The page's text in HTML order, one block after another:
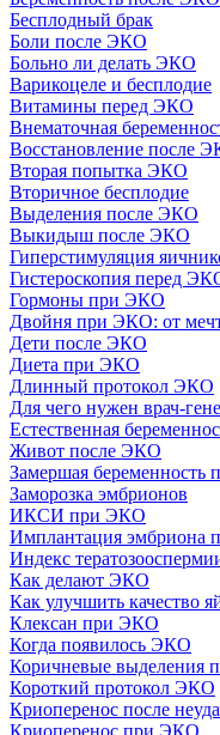
Бесплодный брак
Боли после ЭКО
Больно ли делать ЭКО
Варикоцеле и бесплодие
Витамины перед ЭКО
Внематочная
Восстановление после
Вторая попытка ЭКО
Вторичное бесплодие
Выделения после ЭКО
Выкидыш после ЭКО
Гиперстимуляция
Гистероскопия перед
Гормоны при ЭКО
Двойня при ЭКО: от
Дети после ЭКО
Диета при ЭКО
Длинный протокол ЭКО
Для чего нужен врач-
Естественная
Живот после ЭКО
Замершая беременность
Заморозка эмбрионов
ИКСИ при ЭКО
Имплантация эмбриона
Индекс
Как делают ЭКО
Как улучшить качество
Клексан при ЭКО
Когда появилось ЭКО
Коричневые выделения
Короткий протокол ЭКО
Криоперенос после